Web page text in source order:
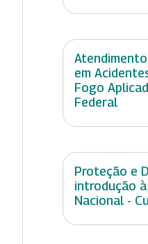
em
Fogo
Federal
Proteção e
introdução
Nacional -